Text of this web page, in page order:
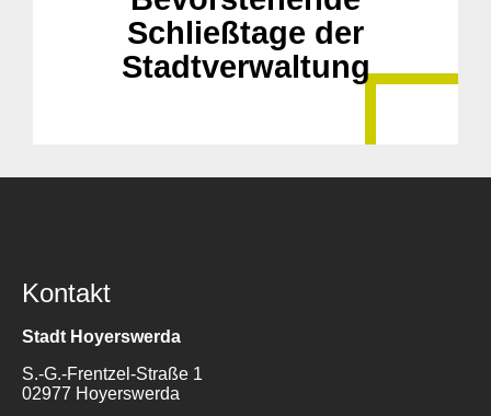
Schließtage der
Stadtverwaltung
Kontakt
Stadt Hoyerswerda
S.-G.-Frentzel-Straße 1
02977 Hoyerswerda